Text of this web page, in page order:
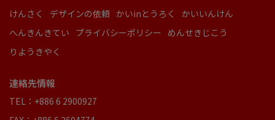
けんさく デザインの依頼 かいinとうろく
かいいんけん
へんきんきてい プライバシーポリシー
めんせきじこう
りようきやく
連絡先情報
TEL：+886 6 2900927